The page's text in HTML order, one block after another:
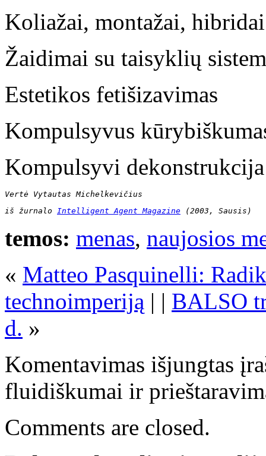
Koliažai, montažai, hibridai
Žaidimai su taisyklių
Estetikos fetišizavimas
Kompulsyvus
Kompulsyvi dekonstrukcija
Vertė Vytautas Michelkevičius
iš žurnalo
Intelligent Agent Magazine (2003, Sausis)
temos: menas, naujosios
« Matteo Pasquinelli:
technoimperiją | | BALSO
d. »
Komentavimas išjungtas
fluidiškumai ir
Comments are closed.